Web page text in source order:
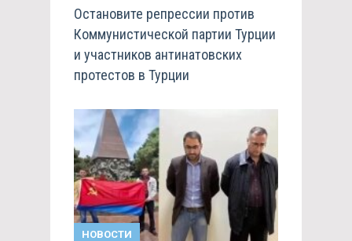
Остановите репрессии против
Коммунистической партии Турции
и участников антинатовских
протестов в Турции
НОВОСТИ